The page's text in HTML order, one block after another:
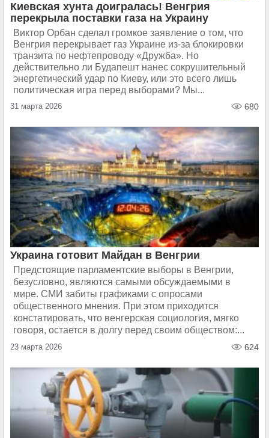
Киевская хунта доигралась! Венгрия
перекрыла поставки газа на Украину
Виктор Орбан сделал громкое заявление о том, что
Венгрия перекрывает газ Украине из-за блокировки
транзита по нефтепроводу «Дружба». Но
действительно ли Будапешт нанес сокрушительный
энергетический удар по Киеву, или это всего лишь
политическая игра перед выборами? Мы...
31 марта 2026 680
Украина готовит Майдан в Венгрии
Предстоящие парламентские выборы в Венгрии,
безусловно, являются самыми обсуждаемыми в
мире. СМИ забиты графиками с опросами
общественного мнения. При этом приходится
констатировать, что венгерская социология, мягко
говоря, остается в долгу перед своим обществом:...
23 марта 2026 624